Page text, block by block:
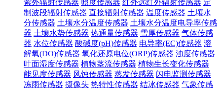
紫外辐射传感器 照度传感器 红外远红外辐射传感器 定
制波段辐射传感器 直接辐射传感器 温度传感器 土壤水
分传感器 土壤水分温度传感器 土壤水分温度电导率传感
器 土壤水势传感器 热通量传感器 雪厚传感器 气体传感
器 水位传感器 酸碱度(pH)传感器 电导率(EC)传感器 溶
解氧(DO)传感器 氧化还原电位(ORP)传感器 浊度传感器
叶面湿度传感器 植物茎流传感器 植物生长变化传感器
能见度传感器 风蚀传感器 蒸发传感器 闪电监测传感器
冻雨传感器 摄像头 热特性传感器 结冰传感器 气象传感